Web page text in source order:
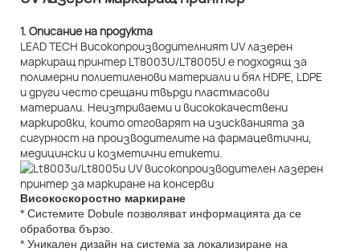
1. Описание на продукта
LEAD TECH Високопроизводителният UV лазерен
маркиращ принтер LT8003U/LT8005U е подходящ за
полимерни полиетиленови материали и бял HDPE, LDPE
и други често срещани твърди пластмасови
материали. Неизтриваеми и висококачествени
маркировки, които отговарят на изискванията за
сигурност на производителите на фармацевтични,
медицински и козметични етикети.
Високоскоростно маркиране
* Системите Dobule позволяват информацията да се
обработва бързо.
* Уникален дизайн на система за локализиране на